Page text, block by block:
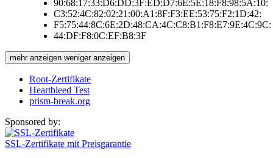
90:68:17:33:D6:DD:3F:ED:D7:6E:5E:18:F8:98:5A:10:
C3:52:4C:82:02:21:00:A1:8F:F3:EE:53:75:F2:1D:42:
F5:75:44:8C:6E:2D:48:CA:4C:C8:B1:F8:E7:9E:4C:9C:
44:DF:F8:0C:EF:B8:3F
mehr anzeigen weniger anzeigen
Root-Zertifikate
Heartbleed Test
prism-break.org
Sponsored by:
SSL-Zertifikate mit Preisgarantie